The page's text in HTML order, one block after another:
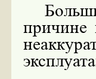
причине